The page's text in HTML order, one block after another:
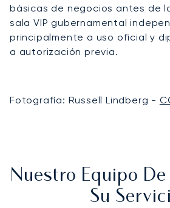
básicas de negocios antes de
sala VIP gubernamental
principalmente a uso oficial y
a autorización previa.
Fotografía: Russell Lindberg -
Nuestro Equipo
Su